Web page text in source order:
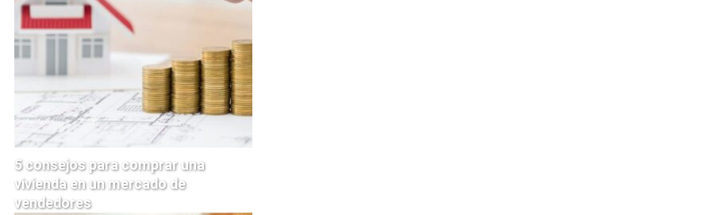
5 consejos para comprar una
vivienda en un mercado de
vendedores